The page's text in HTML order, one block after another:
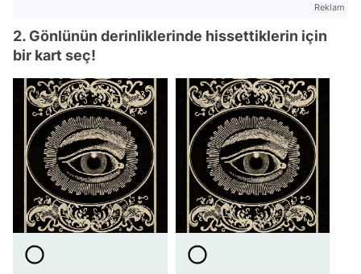
Reklam
2. Gönlünün derinliklerinde hissettiklerin için
bir kart seç!